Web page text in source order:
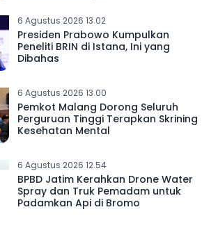
6 Agustus 2026 13.02
Presiden Prabowo Kumpulkan
Peneliti BRIN di Istana, Ini yang
Dibahas
6 Agustus 2026 13.00
Pemkot Malang Dorong Seluruh
Perguruan Tinggi Terapkan Skrining
Kesehatan Mental
6 Agustus 2026 12.54
BPBD Jatim Kerahkan Drone Water
Spray dan Truk Pemadam untuk
Padamkan Api di Bromo